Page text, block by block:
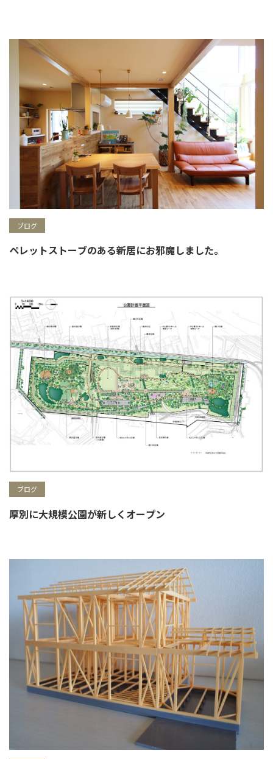
ブログ
ペレットストーブのある新居にお邪魔しました。
ブログ
厚別に大規模公園が新しくオープン